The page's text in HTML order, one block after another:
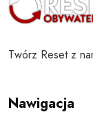
Twórz Reset z
Nawigacja